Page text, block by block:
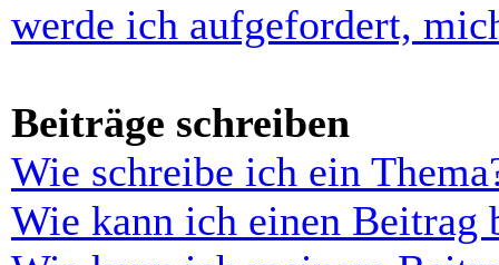
werde ich aufgefordert,
Beiträge schreiben
Wie schreibe ich ein
Wie kann ich einen Beitrag